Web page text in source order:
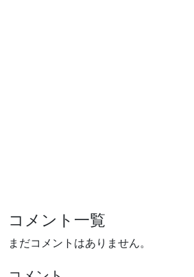
コメント一覧
まだコメントはありません。